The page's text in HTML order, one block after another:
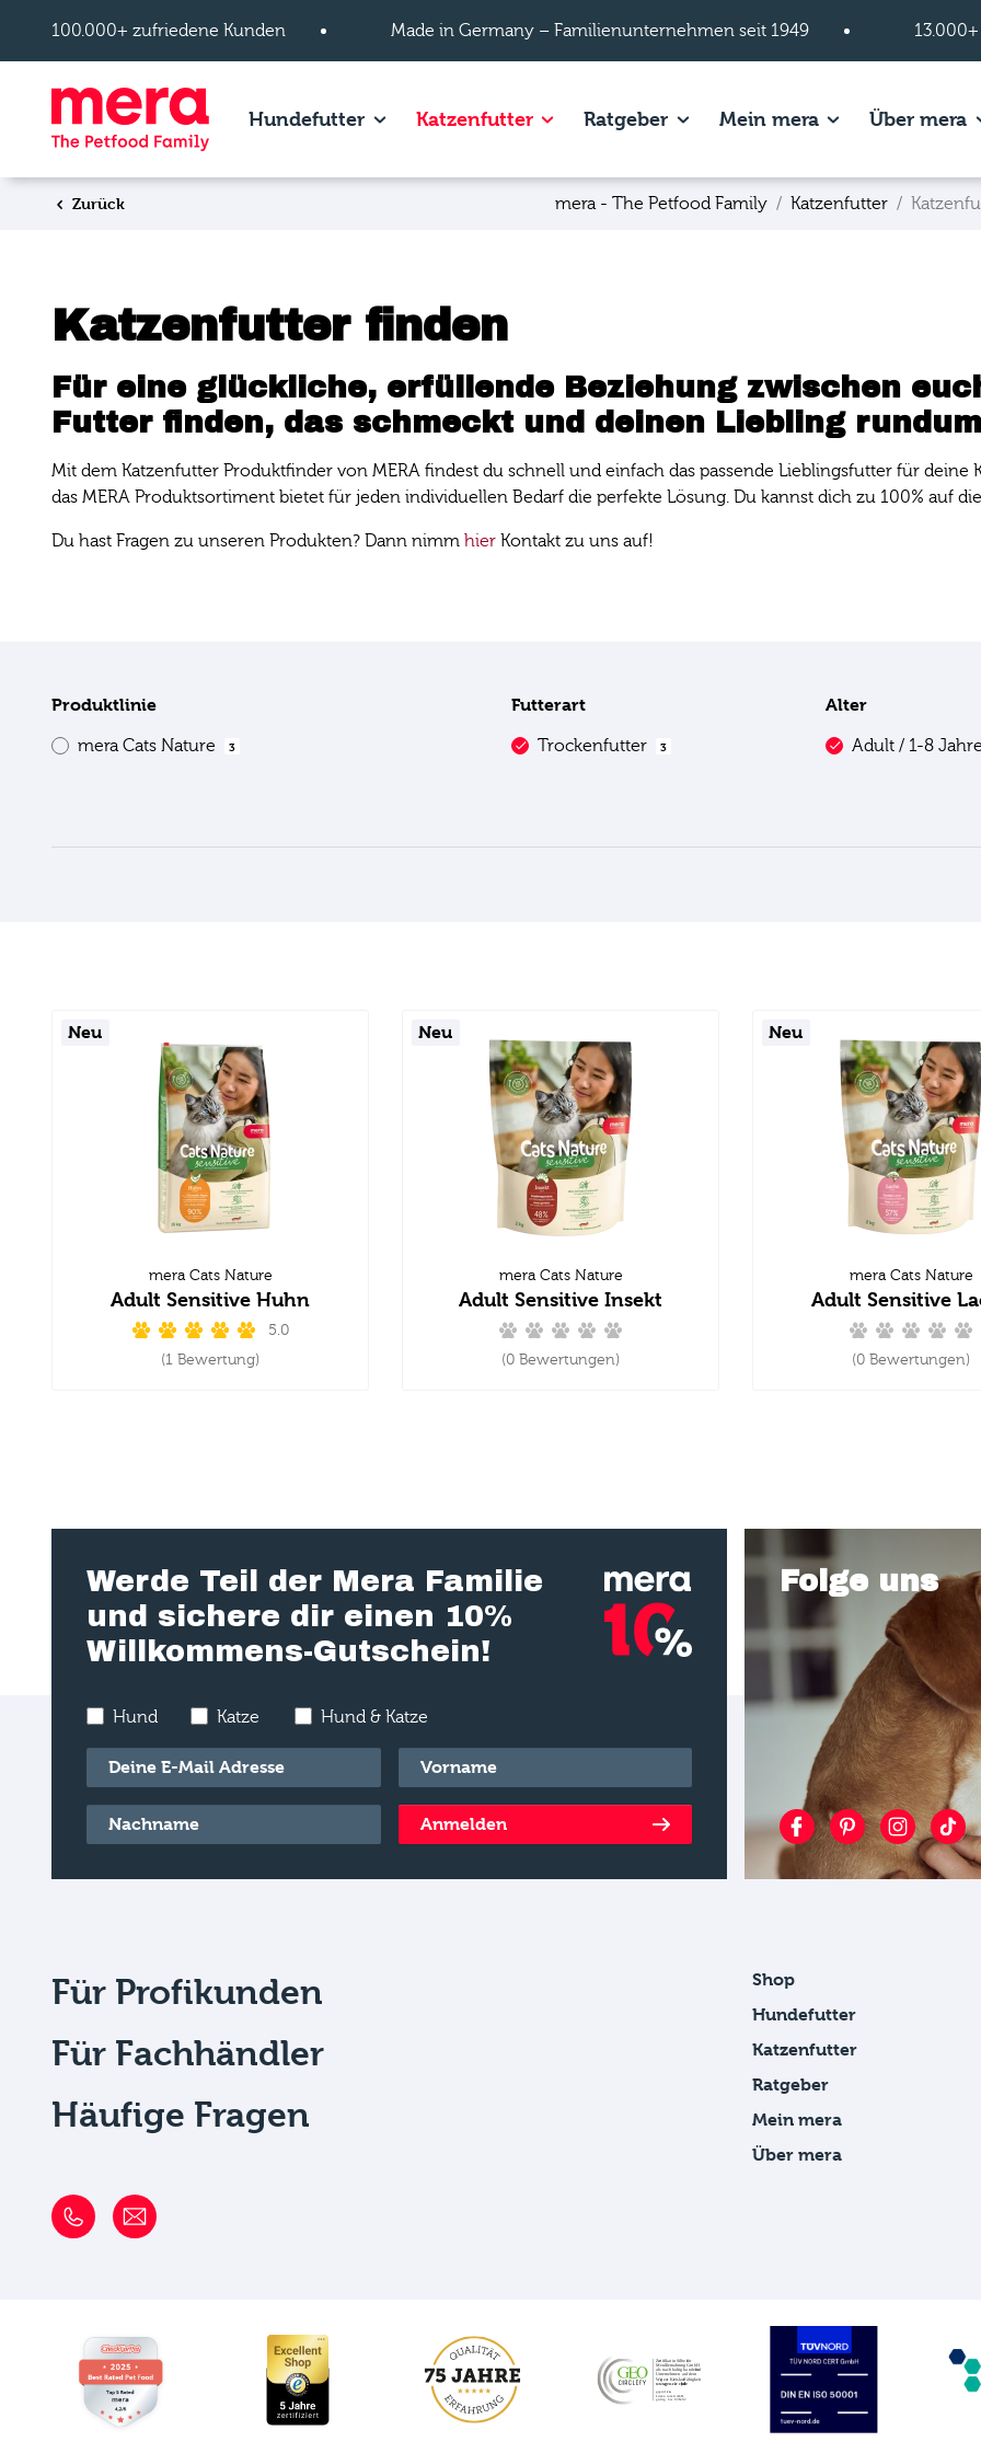
100.000+ zufriedene Kunden
Made in Germany – Familienunternehmen seit 1949
HundefutterShow subpages of Hundefutter page.
KatzenfutterShow subpages of Katzenfutter page.
RatgeberShow subpages of Ratgeber page.
Mein meraShow subpages
Über mera
Zurück mera - The Petfood Family Katzenfutter
Katzenfutter finden
Für eine glückliche, erfüllende Beziehung zwischen
Futter finden, das schmeckt und deinen Liebling
Mit dem Katzenfutter Produktfinder von MERA findest du schnell und einfach das passende Lieblingsfutter für deine
das MERA Produktsortiment bietet für jeden individuellen Bedarf die perfekte Lösung. Du kannst dich zu 100% auf
Du hast Fragen zu unseren Produkten? Dann nimm hier Kontakt zu uns auf!
Produktlinie
mera Cats Nature 3
Futterart
Trockenfutter 3
Alter
Adult / 1-8
Neu
mera Cats Nature
Adult Sensitive Huhn
5.0
(1 Bewertung)
Neu
mera Cats Nature
Adult Sensitive Insekt
(0 Bewertungen)
Neu
mera Cats Nature
Adult Sensitive
(0 Bewertungen)
Werde Teil der Mera Familie
und sichere dir einen 10%
Willkommens-Gutschein!
Hund Katze Hund & Katze
E-Mail* Vorname*
Nachname* Anmelden
Folge uns
Für Profikunden
Für Fachhändler
Häufige Fragen
Shop
Hundefutter
Katzenfutter
Ratgeber
Mein mera
Über mera